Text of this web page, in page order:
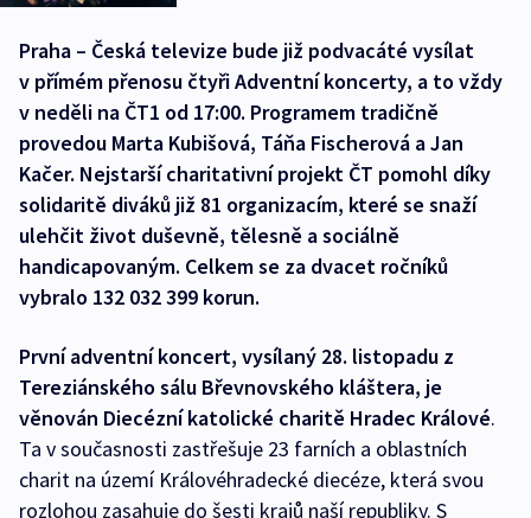
Praha – Česká televize bude již podvacáté vysílat
v přímém přenosu čtyři Adventní koncerty, a to vždy
v neděli na ČT1 od 17:00. Programem tradičně
provedou Marta Kubišová, Táňa Fischerová a Jan
Kačer. Nejstarší charitativní projekt ČT pomohl díky
solidaritě diváků již 81 organizacím, které se snaží
ulehčit život duševně, tělesně a sociálně
handicapovaným. Celkem se za dvacet ročníků
vybralo 132 032 399 korun.
První adventní koncert, vysílaný 28. listopadu z
Tereziánského sálu Břevnovského kláštera, je
věnován Diecézní katolické charitě Hradec Králové.
Ta v současnosti zastřešuje 23 farních a oblastních
charit na území Královéhradecké diecéze, která svou
rozlohou zasahuje do šesti krajů naší republiky. S